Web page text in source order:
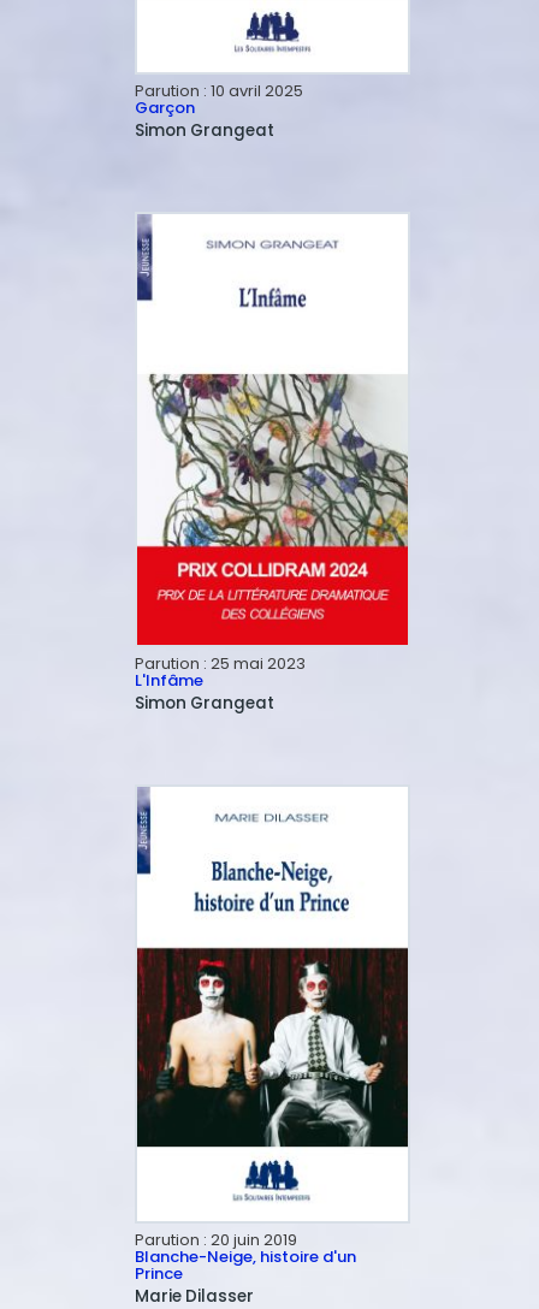
Parution : 10 avril 2025
Garçon
Simon Grangeat
Parution : 25 mai 2023
L'Infâme
Simon Grangeat
Parution : 20 juin 2019
Blanche-Neige, histoire d'un
Prince
Marie Dilasser